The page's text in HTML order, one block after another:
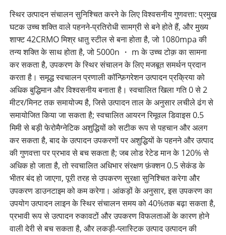
स्थिर उत्पादन संचालन सुनिश्चित करने के लिए विश्वसनीय गुणवत्ता: प्रमुख
घटक उच्च शक्ति वाले पहनने-प्रतिरोधी सामग्री से बने होते हैं, और मुख्य
शाफ्ट 42CRMO मिश्र धातु स्टील से बना होता है, जो 1080mpa की
तन्य शक्ति के साथ होता है, जो 5000n ・ m के उच्च टोक़ का सामना
कर सकता है, उपकरण के स्थिर संचालन के लिए मजबूत समर्थन प्रदान
करता है। समृद्ध स्वचालन प्रणाली कॉन्फ़िगरेशन उत्पादन प्रक्रिया को
अधिक बुद्धिमान और विश्वसनीय बनाता है। स्वचालित खिला गति 0 से 2
मीटर/मिनट तक समायोज्य है, जिसे उत्पादन ताल के अनुसार लचीले ढंग से
समायोजित किया जा सकता है; स्वचालित आयरन रिमूवल डिवाइस 0.5
मिमी से बड़ी फेरोमैग्नेटिक अशुद्धियों को सटीक रूप से पहचान और अलग
कर सकता है, बाद के उत्पादन उपकरणों पर अशुद्धियों के पहनने और उत्पाद
की गुणवत्ता पर प्रभाव से बच सकता है; जब लोड रेटेड मान के 120% से
अधिक हो जाता है, तो स्वचालित अधिभार संरक्षण फ़ंक्शन 0.5 सेकंड के
भीतर बंद हो जाएगा, पूरी तरह से उपकरण सुरक्षा सुनिश्चित करेगा और
उपकरण डाउनटाइम को कम करेगा। आंकड़ों के अनुसार, इस उपकरण का
उपयोग उत्पादन लाइन के स्थिर संचालन समय को 40%तक बढ़ा सकता है,
प्रभावी रूप से उत्पादन रुकावटों और उपकरण विफलताओं के कारण होने
वाली देरी से बच सकता है, और लकड़ी-प्लास्टिक उत्पाद उत्पादन की